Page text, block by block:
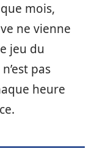
mois,
ne vienne
jeu du
pas
heure